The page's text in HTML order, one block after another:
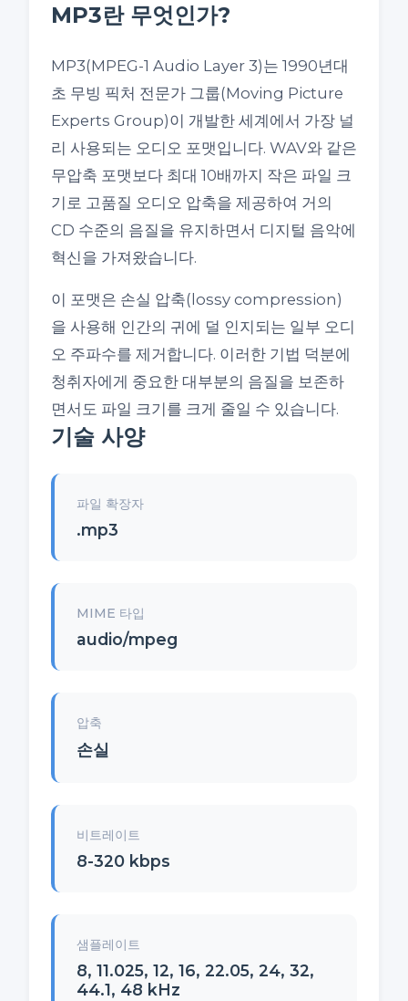
MP3란 무엇인가?
MP3(MPEG-1 Audio Layer 3)는 1990년대
초 무빙 픽처 전문가 그룹(Moving Picture
Experts Group)이 개발한 세계에서 가장 널
리 사용되는 오디오 포맷입니다. WAV와 같은
무압축 포맷보다 최대 10배까지 작은 파일 크
기로 고품질 오디오 압축을 제공하여 거의
CD 수준의 음질을 유지하면서 디지털 음악에
혁신을 가져왔습니다.
이 포맷은 손실 압축(lossy compression)
을 사용해 인간의 귀에 덜 인지되는 일부 오디
오 주파수를 제거합니다. 이러한 기법 덕분에
청취자에게 중요한 대부분의 음질을 보존하
면서도 파일 크기를 크게 줄일 수 있습니다.
기술 사양
파일 확장자
.mp3
MIME 타입
audio/mpeg
압축
손실
비트레이트
8-320 kbps
샘플레이트
8, 11.025, 12, 16, 22.05, 24, 32,
44.1, 48 kHz